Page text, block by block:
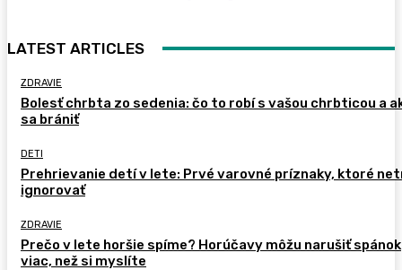
LATEST ARTICLES
ZDRAVIE
Bolesť chrbta zo sedenia: čo to robí s vašou chrbticou a
sa brániť
DETI
Prehrievanie detí v lete: Prvé varovné príznaky, ktoré
ignorovať
ZDRAVIE
Prečo v lete horšie spíme? Horúčavy môžu narušiť spánok
viac, než si myslíte